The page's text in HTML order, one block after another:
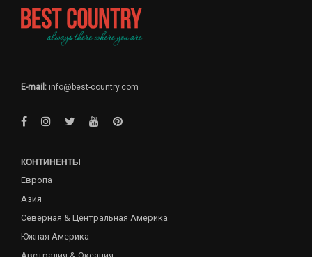
E-mail: info@best-country.com
КОНТИНЕНТЫ
Европа
Азия
Северная & Центральная Америка
Южная Америка